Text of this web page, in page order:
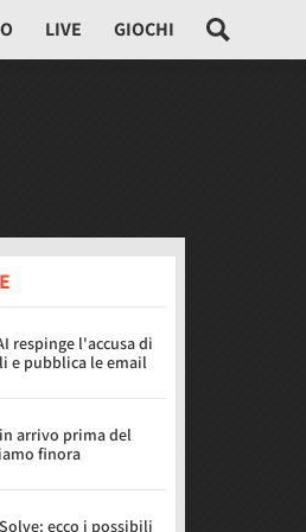
LIVE GIOCHI
respinge l'accusa di
e pubblica le email
arrivo prima del
finora
ecco i possibili